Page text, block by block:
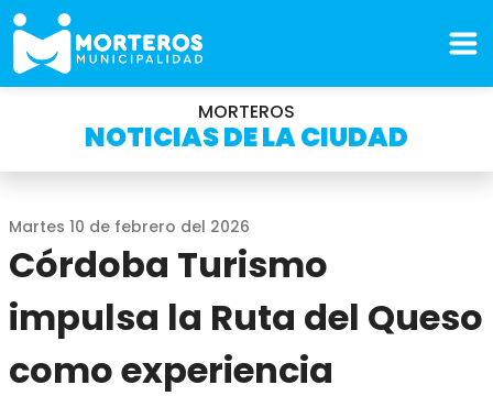
MORTEROS
NOTICIAS DE LA CIUDAD
Martes 10 de febrero del 2026
Córdoba Turismo
impulsa la Ruta del Queso
como experiencia